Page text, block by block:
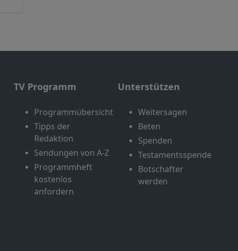
TV Programm
Programmübersicht
Tipps der
Redaktion
Sendungen von A-Z
Programmheft
kostenlos
anfordern
Unterstützen
Weitersagen
Beten
Spenden
Testamentsspende
Botschafter
werden